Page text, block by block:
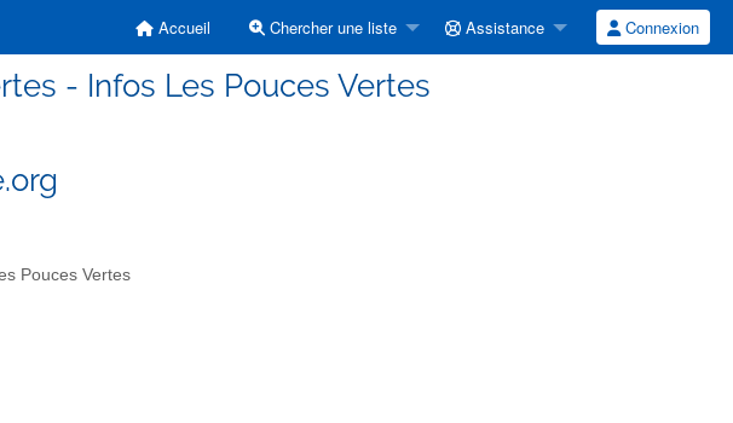
Accueil Chercher une liste Assistance Connexion
- Infos Les Pouces Vertes
Pouces Vertes